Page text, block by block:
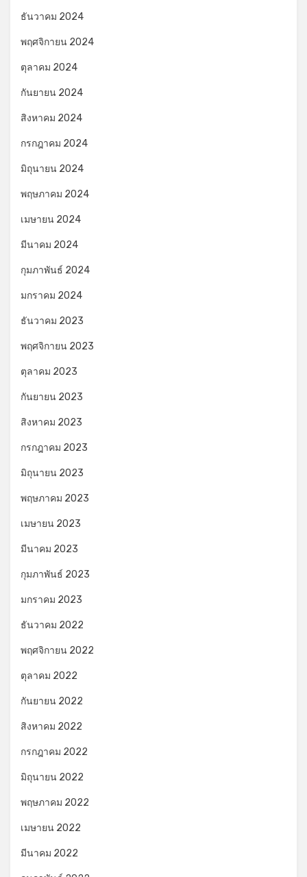
ธันวาคม 2024
พฤศจิกายน 2024
ตุลาคม 2024
กันยายน 2024
สิงหาคม 2024
กรกฎาคม 2024
มิถุนายน 2024
พฤษภาคม 2024
เมษายน 2024
มีนาคม 2024
กุมภาพันธ์ 2024
มกราคม 2024
ธันวาคม 2023
พฤศจิกายน 2023
ตุลาคม 2023
กันยายน 2023
สิงหาคม 2023
กรกฎาคม 2023
มิถุนายน 2023
พฤษภาคม 2023
เมษายน 2023
มีนาคม 2023
กุมภาพันธ์ 2023
มกราคม 2023
ธันวาคม 2022
พฤศจิกายน 2022
ตุลาคม 2022
กันยายน 2022
สิงหาคม 2022
กรกฎาคม 2022
มิถุนายน 2022
พฤษภาคม 2022
เมษายน 2022
มีนาคม 2022